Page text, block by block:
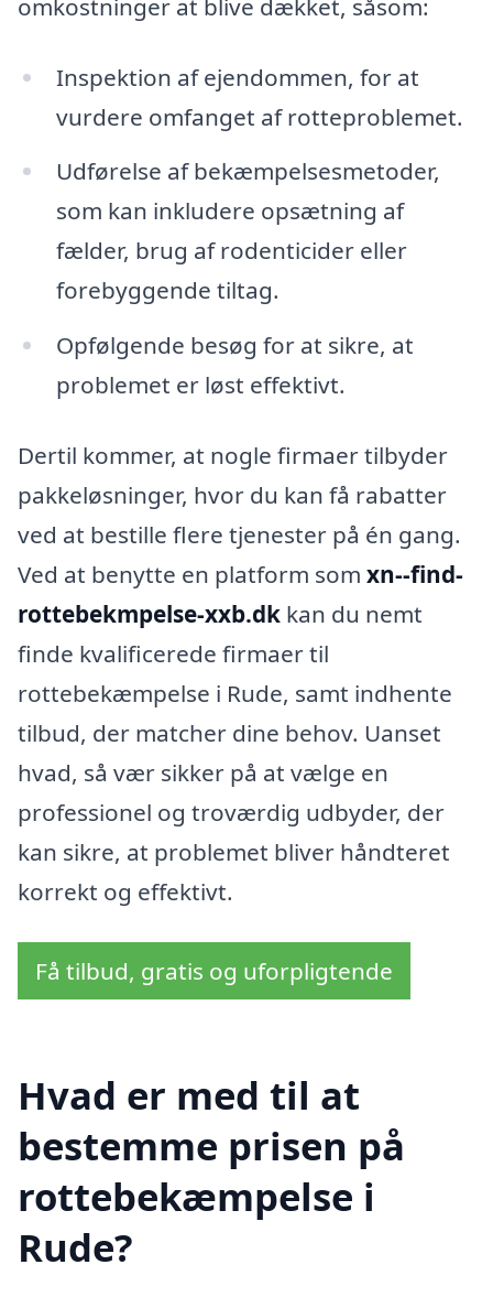
omkostninger at blive dækket, såsom:
Inspektion af ejendommen, for at
vurdere omfanget af rotteproblemet.
Udførelse af bekæmpelsesmetoder,
som kan inkludere opsætning af
fælder, brug af rodenticider eller
forebyggende tiltag.
Opfølgende besøg for at sikre, at
problemet er løst effektivt.
Dertil kommer, at nogle firmaer tilbyder
pakkeløsninger, hvor du kan få rabatter
ved at bestille flere tjenester på én gang.
Ved at benytte en platform som xn--find-
rottebekmpelse-xxb.dk kan du nemt
finde kvalificerede firmaer til
rottebekæmpelse i Rude, samt indhente
tilbud, der matcher dine behov. Uanset
hvad, så vær sikker på at vælge en
professionel og troværdig udbyder, der
kan sikre, at problemet bliver håndteret
korrekt og effektivt.
Få tilbud, gratis og uforpligtende
Hvad er med til at
bestemme prisen på
rottebekæmpelse i
Rude?